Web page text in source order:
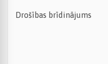
Drošības brīdinājums